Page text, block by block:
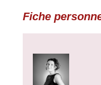
Fiche